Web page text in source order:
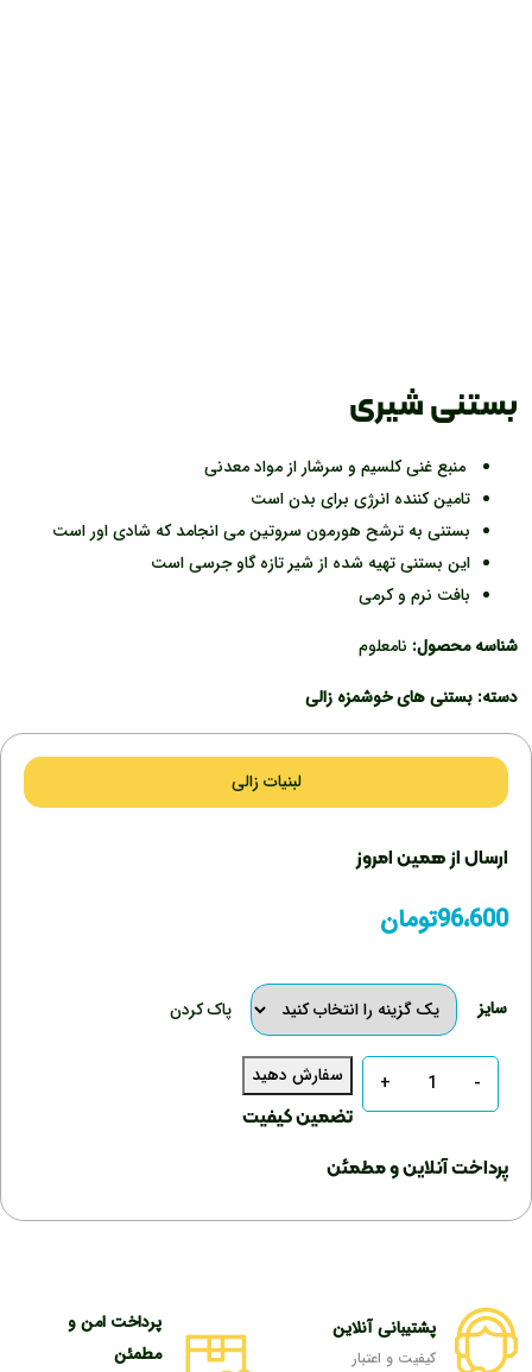
بستنی شیری
منبع غنی کلسیم و سرشار از مواد معدنی
تامین کننده انرژی برای بدن است
بستنی به ترشح هورمون سروتین می انجامد که شادی اور است
این بستنی تهیه شده از شیر تازه گاو جرسی است
بافت نرم و کرمی
شناسه محصول: نامعلوم
دسته: بستنی های خوشمزه زالی
لبنیات زالی
ارسال از همین امروز
96،600تومان
سایز پاک کردن
تعداد سفارش دهید
تضمین کیفیت
پرداخت آنلاین و مطمئن
پشتیبانی آنلاین
کیفیت و اعتبار
پرداخت امن و
مطمئن